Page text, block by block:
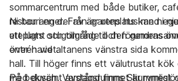
sommarcentrum med både butiker,
restauranger. Från er uteplats kan ni
ett lugnt stugområde och förundras
över havet.
Ni bor i en del av ägarens hus med
uteplats och tillgång till den
entrén vid altanens vänstra sida
hall. Till höger finns ett välutrustat
med dusch. Vardagsrummet är rymligt
På bekvämt avstånd finns